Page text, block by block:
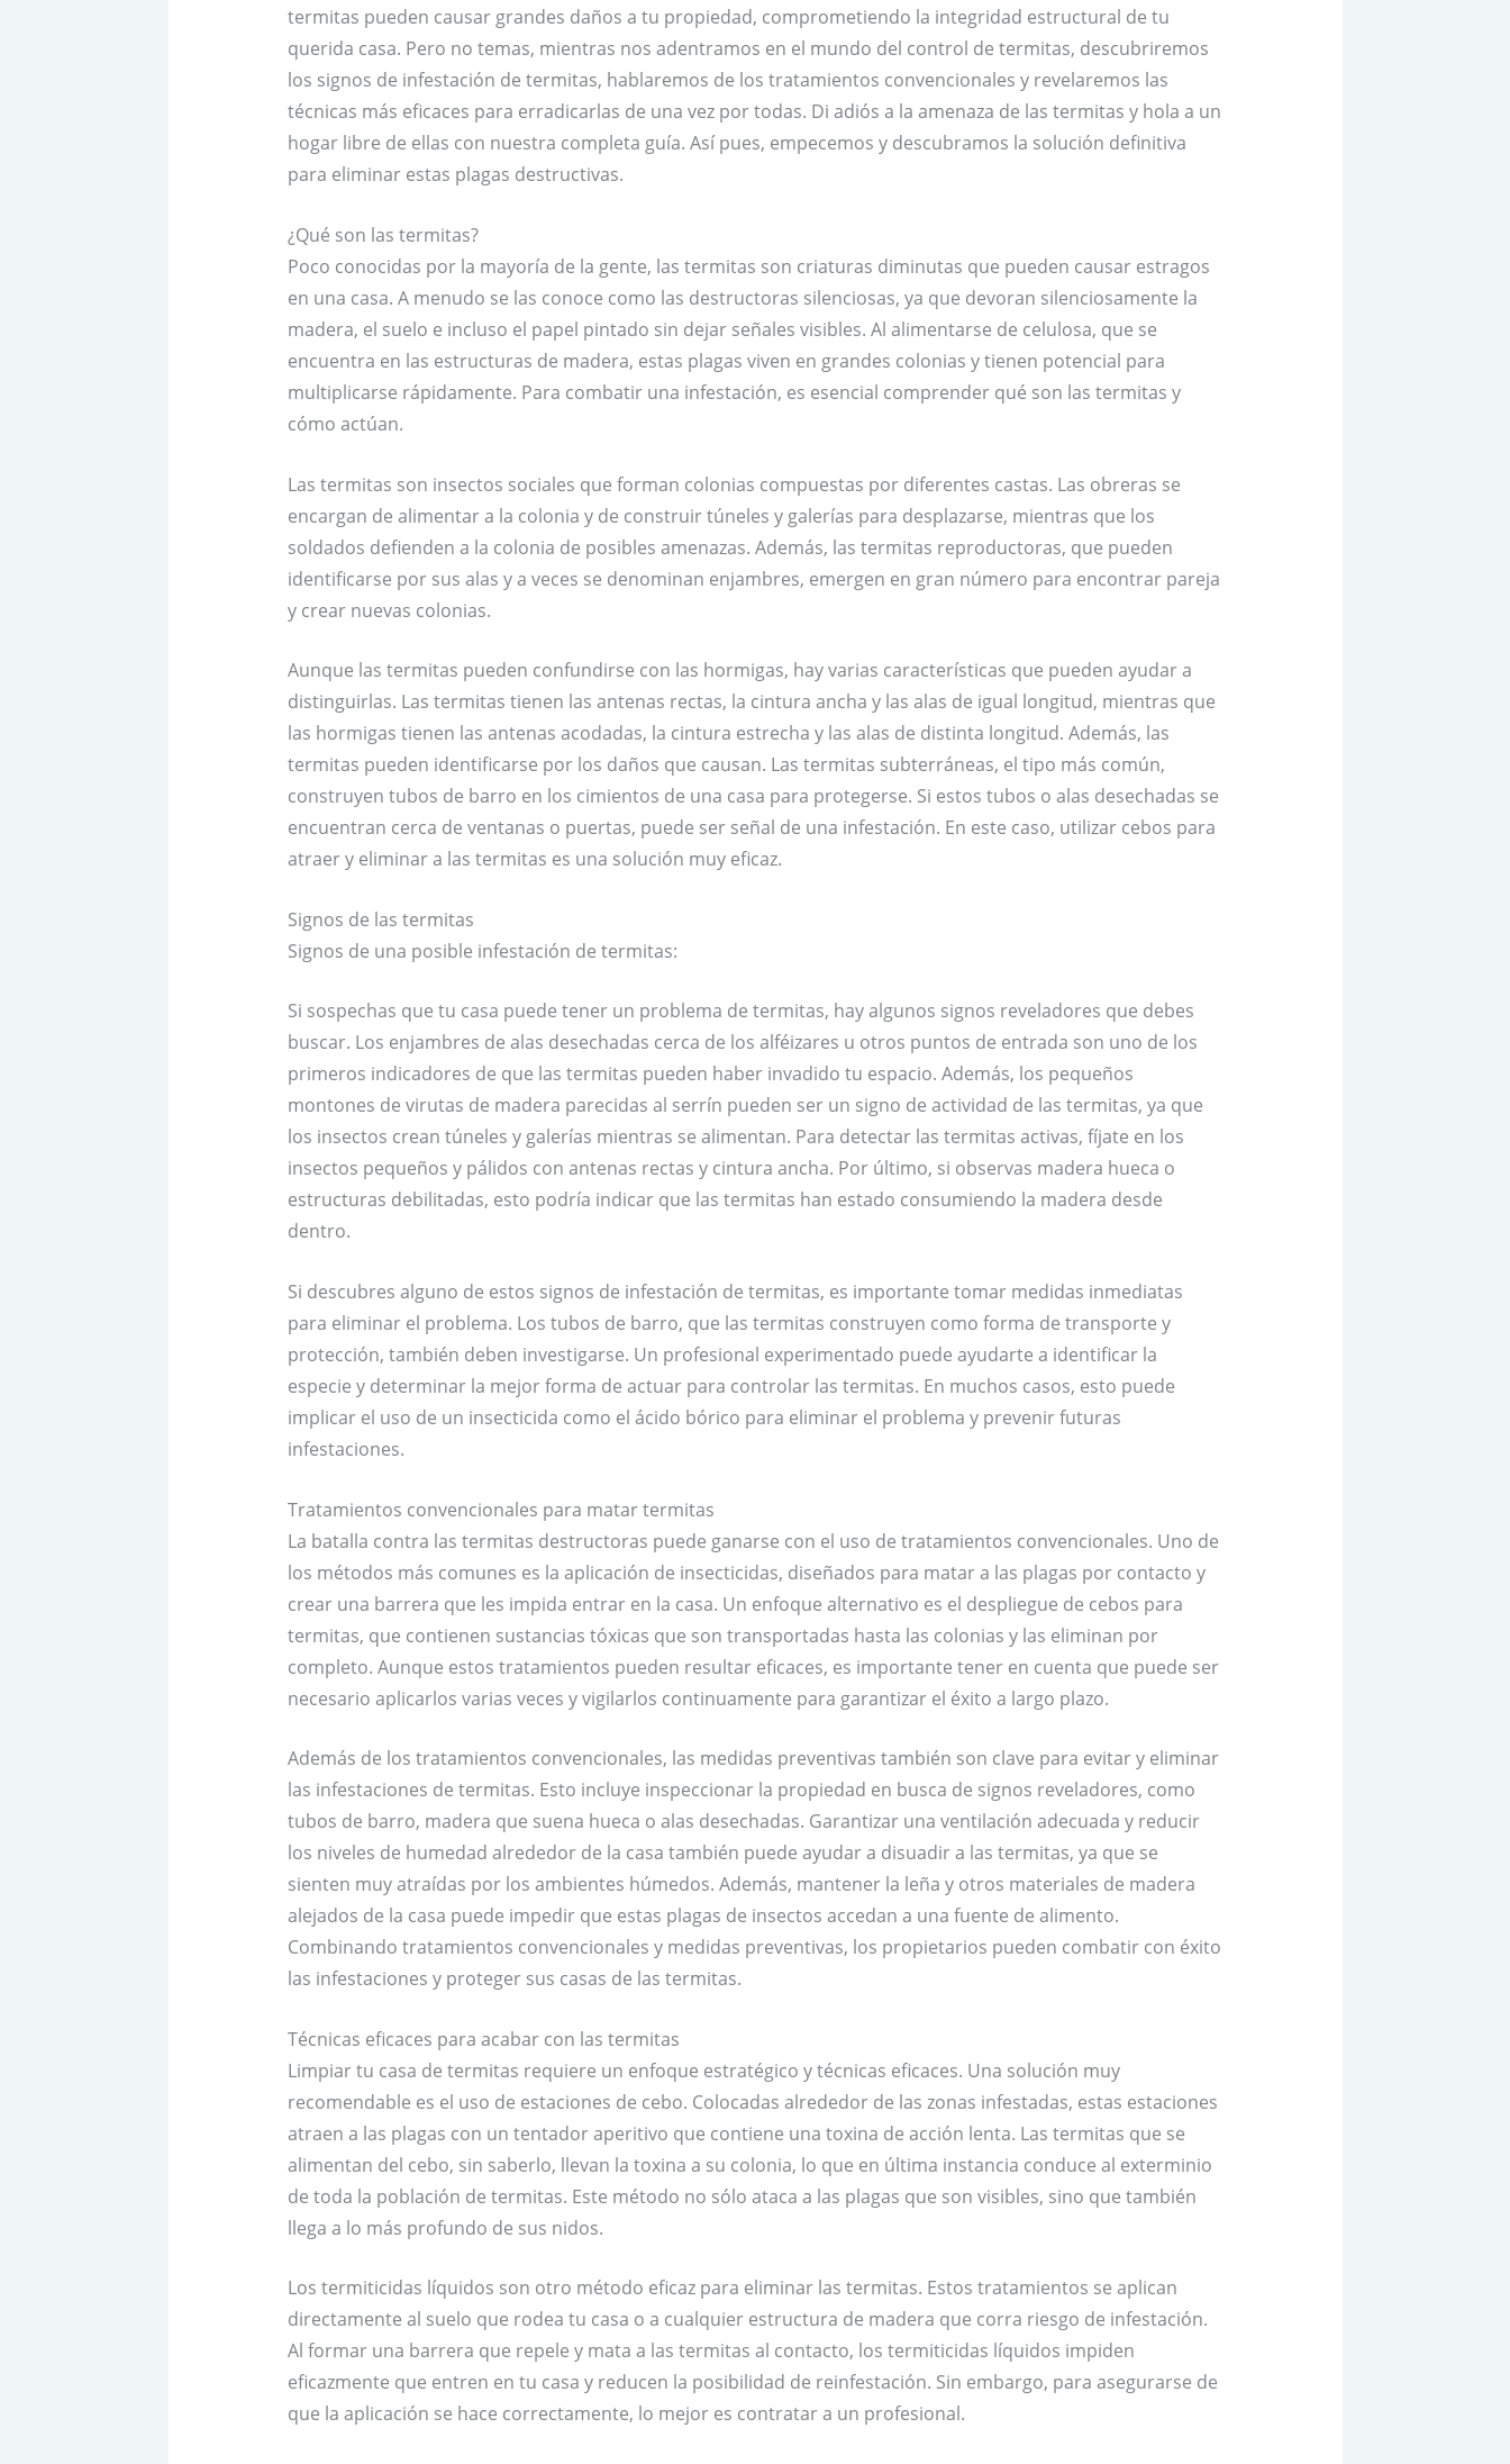
termitas pueden causar grandes daños a tu propiedad, comprometiendo la integridad estructural de tu
querida casa. Pero no temas, mientras nos adentramos en el mundo del control de termitas, descubriremos
los signos de infestación de termitas, hablaremos de los tratamientos convencionales y revelaremos las
técnicas más eficaces para erradicarlas de una vez por todas. Di adiós a la amenaza de las termitas y hola a un
hogar libre de ellas con nuestra completa guía. Así pues, empecemos y descubramos la solución definitiva
para eliminar estas plagas destructivas.
¿Qué son las termitas?
Poco conocidas por la mayoría de la gente, las termitas son criaturas diminutas que pueden causar estragos
en una casa. A menudo se las conoce como las destructoras silenciosas, ya que devoran silenciosamente la
madera, el suelo e incluso el papel pintado sin dejar señales visibles. Al alimentarse de celulosa, que se
encuentra en las estructuras de madera, estas plagas viven en grandes colonias y tienen potencial para
multiplicarse rápidamente. Para combatir una infestación, es esencial comprender qué son las termitas y
cómo actúan.
Las termitas son insectos sociales que forman colonias compuestas por diferentes castas. Las obreras se
encargan de alimentar a la colonia y de construir túneles y galerías para desplazarse, mientras que los
soldados defienden a la colonia de posibles amenazas. Además, las termitas reproductoras, que pueden
identificarse por sus alas y a veces se denominan enjambres, emergen en gran número para encontrar pareja
y crear nuevas colonias.
Aunque las termitas pueden confundirse con las hormigas, hay varias características que pueden ayudar a
distinguirlas. Las termitas tienen las antenas rectas, la cintura ancha y las alas de igual longitud, mientras que
las hormigas tienen las antenas acodadas, la cintura estrecha y las alas de distinta longitud. Además, las
termitas pueden identificarse por los daños que causan. Las termitas subterráneas, el tipo más común,
construyen tubos de barro en los cimientos de una casa para protegerse. Si estos tubos o alas desechadas se
encuentran cerca de ventanas o puertas, puede ser señal de una infestación. En este caso, utilizar cebos para
atraer y eliminar a las termitas es una solución muy eficaz.
Signos de las termitas
Signos de una posible infestación de termitas:
Si sospechas que tu casa puede tener un problema de termitas, hay algunos signos reveladores que debes
buscar. Los enjambres de alas desechadas cerca de los alféizares u otros puntos de entrada son uno de los
primeros indicadores de que las termitas pueden haber invadido tu espacio. Además, los pequeños
montones de virutas de madera parecidas al serrín pueden ser un signo de actividad de las termitas, ya que
los insectos crean túneles y galerías mientras se alimentan. Para detectar las termitas activas, fíjate en los
insectos pequeños y pálidos con antenas rectas y cintura ancha. Por último, si observas madera hueca o
estructuras debilitadas, esto podría indicar que las termitas han estado consumiendo la madera desde
dentro.
Si descubres alguno de estos signos de infestación de termitas, es importante tomar medidas inmediatas
para eliminar el problema. Los tubos de barro, que las termitas construyen como forma de transporte y
protección, también deben investigarse. Un profesional experimentado puede ayudarte a identificar la
especie y determinar la mejor forma de actuar para controlar las termitas. En muchos casos, esto puede
implicar el uso de un insecticida como el ácido bórico para eliminar el problema y prevenir futuras
infestaciones.
Tratamientos convencionales para matar termitas
La batalla contra las termitas destructoras puede ganarse con el uso de tratamientos convencionales. Uno de
los métodos más comunes es la aplicación de insecticidas, diseñados para matar a las plagas por contacto y
crear una barrera que les impida entrar en la casa. Un enfoque alternativo es el despliegue de cebos para
termitas, que contienen sustancias tóxicas que son transportadas hasta las colonias y las eliminan por
completo. Aunque estos tratamientos pueden resultar eficaces, es importante tener en cuenta que puede ser
necesario aplicarlos varias veces y vigilarlos continuamente para garantizar el éxito a largo plazo.
Además de los tratamientos convencionales, las medidas preventivas también son clave para evitar y eliminar
las infestaciones de termitas. Esto incluye inspeccionar la propiedad en busca de signos reveladores, como
tubos de barro, madera que suena hueca o alas desechadas. Garantizar una ventilación adecuada y reducir
los niveles de humedad alrededor de la casa también puede ayudar a disuadir a las termitas, ya que se
sienten muy atraídas por los ambientes húmedos. Además, mantener la leña y otros materiales de madera
alejados de la casa puede impedir que estas plagas de insectos accedan a una fuente de alimento.
Combinando tratamientos convencionales y medidas preventivas, los propietarios pueden combatir con éxito
las infestaciones y proteger sus casas de las termitas.
Técnicas eficaces para acabar con las termitas
Limpiar tu casa de termitas requiere un enfoque estratégico y técnicas eficaces. Una solución muy
recomendable es el uso de estaciones de cebo. Colocadas alrededor de las zonas infestadas, estas estaciones
atraen a las plagas con un tentador aperitivo que contiene una toxina de acción lenta. Las termitas que se
alimentan del cebo, sin saberlo, llevan la toxina a su colonia, lo que en última instancia conduce al exterminio
de toda la población de termitas. Este método no sólo ataca a las plagas que son visibles, sino que también
llega a lo más profundo de sus nidos.
Los termiticidas líquidos son otro método eficaz para eliminar las termitas. Estos tratamientos se aplican
directamente al suelo que rodea tu casa o a cualquier estructura de madera que corra riesgo de infestación.
Al formar una barrera que repele y mata a las termitas al contacto, los termiticidas líquidos impiden
eficazmente que entren en tu casa y reducen la posibilidad de reinfestación. Sin embargo, para asegurarse de
que la aplicación se hace correctamente, lo mejor es contratar a un profesional.